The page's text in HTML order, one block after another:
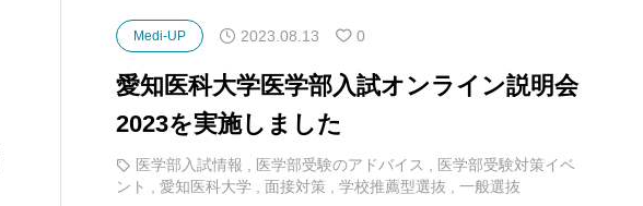
Medi-UP 2023.08.13 0
愛知医科大学医学部入試オンライン説明会
2023を実施しました
医学部入試情報 医学部受験のアドバイス
医学部受験対策イベ
ント
愛知医科大学 面接対策 学校推薦型選抜 一般選抜